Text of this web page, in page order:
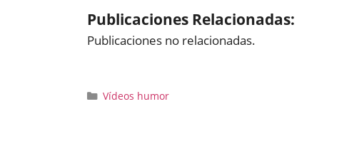
Publicaciones Relacionadas:
Publicaciones no relacionadas.
Categorías
Vídeos humor